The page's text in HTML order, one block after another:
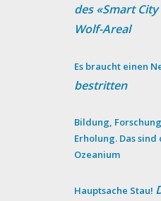
des «Smart
Wolf-Areal
Es braucht einen
bestritten
Bildung,
Erholung. Das
Ozeanium
Hauptsache Stau!